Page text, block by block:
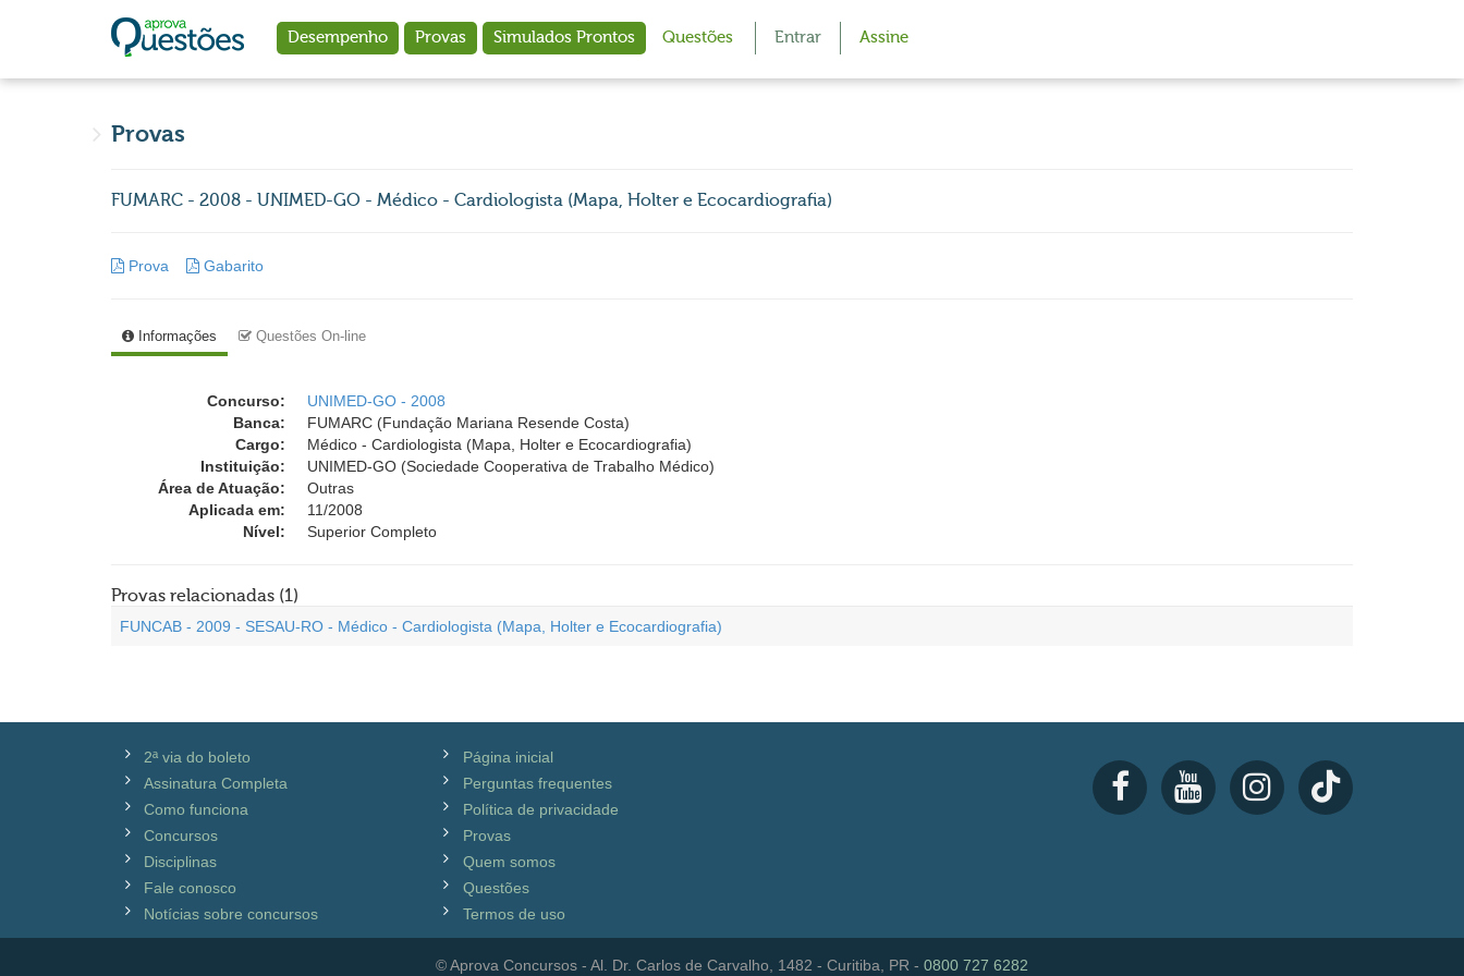
Desempenho Provas Simulados Prontos Questões Entrar Assine
Provas
FUMARC - 2008 - UNIMED-GO - Médico - Cardiologista (Mapa, Holter e Ecocardiografia)
Prova Gabarito
Informações Questões On-line
Concurso:
UNIMED-GO - 2008
Banca:
FUMARC (Fundação Mariana Resende Costa)
Cargo:
Médico - Cardiologista (Mapa, Holter e Ecocardiografia)
Instituição:
UNIMED-GO (Sociedade Cooperativa de Trabalho Médico)
Área de Atuação:
Outras
Aplicada em:
11/2008
Nível:
Superior Completo
Provas relacionadas (1)
FUNCAB - 2009 - SESAU-RO - Médico - Cardiologista (Mapa, Holter e Ecocardiografia)
2ª via do boleto
Assinatura Completa
Como funciona
Concursos
Disciplinas
Fale conosco
Notícias sobre concursos
Página inicial
Perguntas frequentes
Política de privacidade
Provas
Quem somos
Questões
Termos de uso
© Aprova Concursos - Al. Dr. Carlos de Carvalho, 1482 - Curitiba, PR - 0800 727 6282